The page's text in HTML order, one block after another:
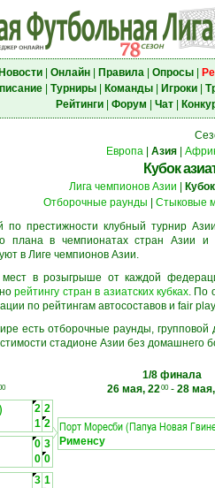
Новости| Онлайн| Правила| Опросы|
| Турниры| Команды| Игроки|
Рейтинги| Форум Чат|
Европа
Азия
Кубок
Лига чемпионов Азии
Отборочные раунды
Стыковые
по престижности клубный турнир
плана в чемпионатах стран Азии
в Лиге чемпионов Азии.
мест в розыгрыше от каждой
рейтингу стран в азиатских кубках. По
по рейтингам автосоставов и fair
есть отборочные раунды,
стадионе Азии без домашнего
1/8 финала
26 мая, 2200- 28
2 2
1 2
0 3
0 0
Порт Моресби (Папуа Новая
Рименсу
3 1